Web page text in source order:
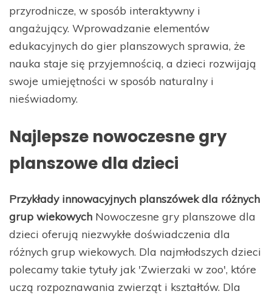
przyrodnicze, w sposób interaktywny i
angażujący. Wprowadzanie elementów
edukacyjnych do gier planszowych sprawia, że
nauka staje się przyjemnością, a dzieci rozwijają
swoje umiejętności w sposób naturalny i
nieświadomy.
Najlepsze nowoczesne gry
planszowe dla dzieci
Przykłady innowacyjnych planszówek dla różnych
grup wiekowych Nowoczesne gry planszowe dla
dzieci oferują niezwykłe doświadczenia dla
różnych grup wiekowych. Dla najmłodszych dzieci
polecamy takie tytuły jak 'Zwierzaki w zoo', które
uczą rozpoznawania zwierząt i kształtów. Dla